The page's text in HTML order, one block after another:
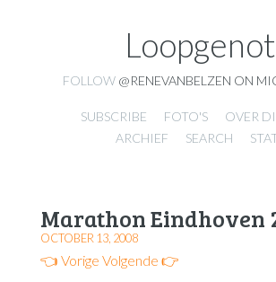
Loopgenot
FOLLOW @RENEVANBELZEN ON
SUBSCRIBE FOTO'S
OVER
ARCHIEF
SEARCH
Marathon Eindhoven
OCTOBER 13, 2008
👈 Vorige Volgende 👉